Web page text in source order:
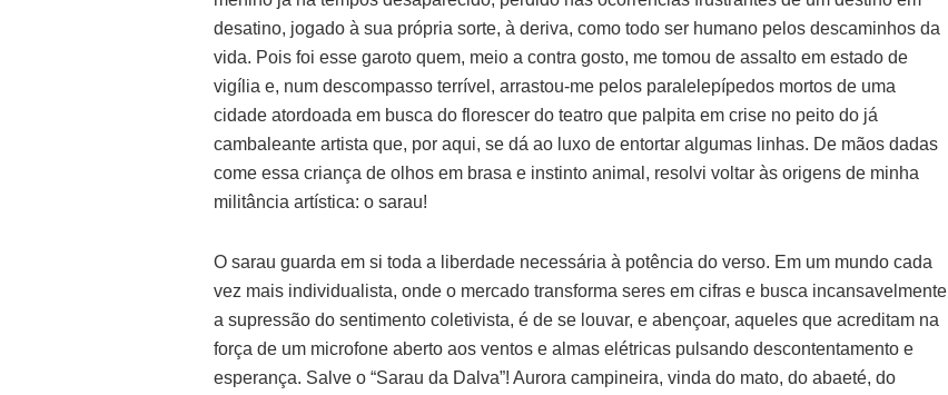
desatino, jogado à sua própria sorte, à deriva, como todo ser humano pelos descaminhos da
vida. Pois foi esse garoto quem, meio a contra gosto, me tomou de assalto em estado de
vigília e, num descompasso terrível, arrastou-me pelos paralelepípedos mortos de uma
cidade atordoada em busca do florescer do teatro que palpita em crise no peito do já
cambaleante artista que, por aqui, se dá ao luxo de entortar algumas linhas. De mãos dadas
come essa criança de olhos em brasa e instinto animal, resolvi voltar às origens de minha
militância artística: o sarau!
O sarau guarda em si toda a liberdade necessária à potência do verso. Em um mundo cada
vez mais individualista, onde o mercado transforma seres em cifras e busca incansavelmente
a supressão do sentimento coletivista, é de se louvar, e abençoar, aqueles que acreditam na
força de um microfone aberto aos ventos e almas elétricas pulsando descontentamento e
esperança. Salve o “Sarau da Dalva”! Aurora campineira, vinda do mato, do abaeté, do